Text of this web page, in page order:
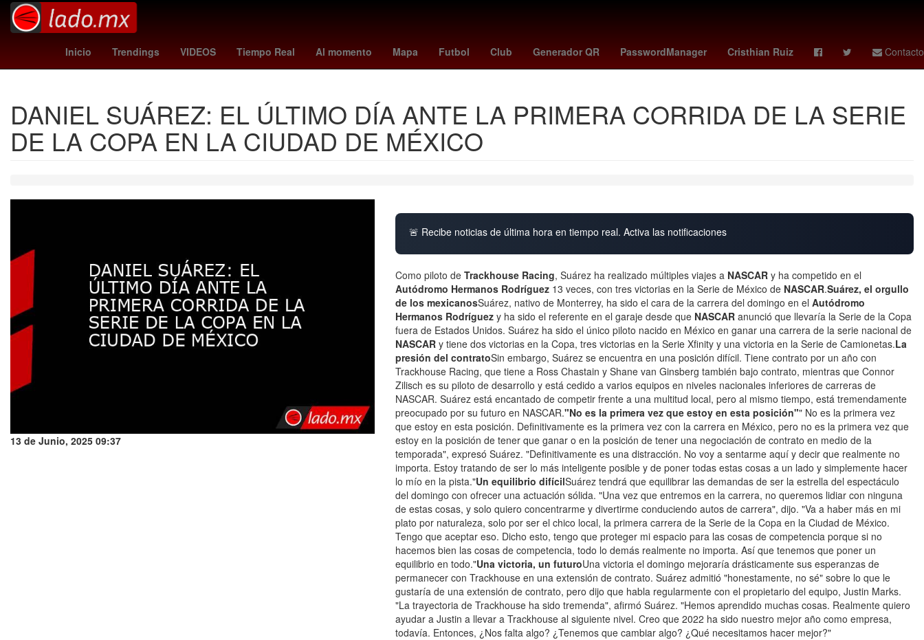
Inicio Trendings VIDEOS Tiempo Real Al momento Mapa Futbol Club Generador QR PasswordManager Cristhian Ruiz Contacto
Santa Catarina alito moreno Marisol González Banda El Recodo Fuegos artificiales Argentina jesús maría tarriba frankenstein memes grito de independencia clima en hermosillo
DANIEL SUÁREZ: EL ÚLTIMO DÍA ANTE LA PRIMERA CORRIDA DE LA SERIE
DE LA COPA EN LA CIUDAD DE MÉXICO
13 de Junio, 2025 09:37
🚨 Recibe noticias de última hora en tiempo real. Activa las notificaciones
Como piloto de Trackhouse Racing, Suárez ha realizado múltiples viajes a NASCAR y ha competido en el
Autódromo Hermanos Rodríguez 13 veces, con tres victorias en la Serie de México de NASCAR.Suárez, el orgullo
de los mexicanosSuárez, nativo de Monterrey, ha sido el cara de la carrera del domingo en el Autódromo
Hermanos Rodríguez y ha sido el referente en el garaje desde que NASCAR anunció que llevaría la Serie de la Copa
fuera de Estados Unidos. Suárez ha sido el único piloto nacido en México en ganar una carrera de la serie nacional de
NASCAR y tiene dos victorias en la Copa, tres victorias en la Serie Xfinity y una victoria en la Serie de Camionetas.La
presión del contratoSin embargo, Suárez se encuentra en una posición difícil. Tiene contrato por un año con
Trackhouse Racing, que tiene a Ross Chastain y Shane van Ginsberg también bajo contrato, mientras que Connor
Zilisch es su piloto de desarrollo y está cedido a varios equipos en niveles nacionales inferiores de carreras de
NASCAR. Suárez está encantado de competir frente a una multitud local, pero al mismo tiempo, está tremendamente
preocupado por su futuro en NASCAR."No es la primera vez que estoy en esta posición"" No es la primera vez
que estoy en esta posición. Definitivamente es la primera vez con la carrera en México, pero no es la primera vez que
estoy en la posición de tener que ganar o en la posición de tener una negociación de contrato en medio de la
temporada", expresó Suárez. "Definitivamente es una distracción. No voy a sentarme aquí y decir que realmente no
importa. Estoy tratando de ser lo más inteligente posible y de poner todas estas cosas a un lado y simplemente hacer
lo mío en la pista."Un equilibrio difícilSuárez tendrá que equilibrar las demandas de ser la estrella del espectáculo
del domingo con ofrecer una actuación sólida. "Una vez que entremos en la carrera, no queremos lidiar con ninguna
de estas cosas, y solo quiero concentrarme y divertirme conduciendo autos de carrera", dijo. "Va a haber más en mi
plato por naturaleza, solo por ser el chico local, la primera carrera de la Serie de la Copa en la Ciudad de México.
Tengo que aceptar eso. Dicho esto, tengo que proteger mi espacio para las cosas de competencia porque si no
hacemos bien las cosas de competencia, todo lo demás realmente no importa. Así que tenemos que poner un
equilibrio en todo."Una victoria, un futuroUna victoria el domingo mejoraría drásticamente sus esperanzas de
permanecer con Trackhouse en una extensión de contrato. Suárez admitió "honestamente, no sé" sobre lo que le
gustaría de una extensión de contrato, pero dijo que habla regularmente con el propietario del equipo, Justin Marks.
"La trayectoria de Trackhouse ha sido tremenda", afirmó Suárez. "Hemos aprendido muchas cosas. Realmente quiero
ayudar a Justin a llevar a Trackhouse al siguiente nivel. Creo que 2022 ha sido nuestro mejor año como empresa,
todavía. Entonces, ¿Nos falta algo? ¿Tenemos que cambiar algo? ¿Qué necesitamos hacer mejor?"